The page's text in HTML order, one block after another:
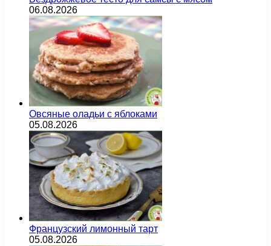
06.08.2026
Овсяные оладьи с яблоками
05.08.2026
Французский лимонный тарт
05.08.2026